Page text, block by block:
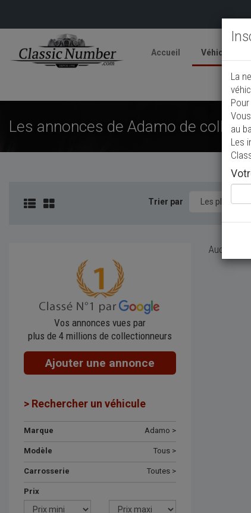
Accueil Véhicules
Les annonces de Adamo de
Trier par
Vos annonces vues par
plus de 4 millions de collectionneurs
Ajouter une annonce
> Rechercher un véhicule
Marque Adamo >
Modèle Tous >
Carrosserie Toutes >
Prix
Aucun
La
au
Les